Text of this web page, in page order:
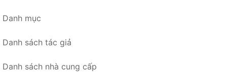
Danh mục
Danh sách tác giả
Danh sách nhà cung cấp